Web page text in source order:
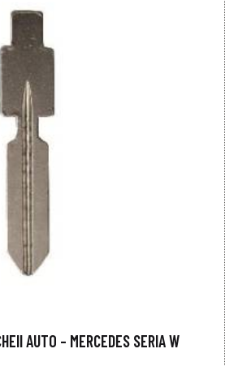
AUTO – MERCEDES SERIA W